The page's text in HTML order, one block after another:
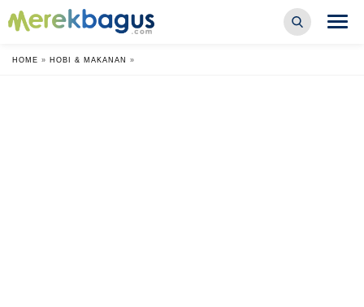
HOME » HOBI & MAKANAN »